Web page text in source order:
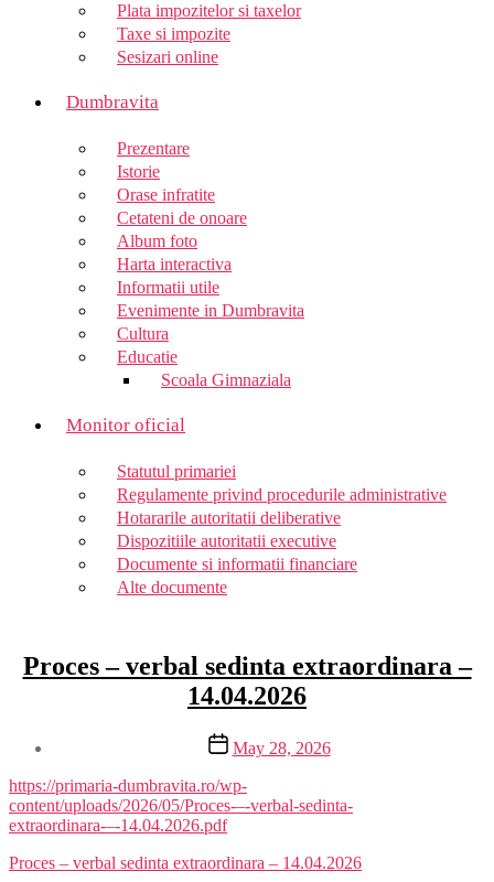
Plata impozitelor si taxelor
Taxe si impozite
Sesizari online
Dumbravita
Prezentare
Istorie
Orase infratite
Cetateni de onoare
Album foto
Harta interactiva
Informatii utile
Evenimente in Dumbravita
Cultura
Educatie
Scoala Gimnaziala
Monitor oficial
Statutul primariei
Regulamente privind procedurile administrative
Hotararile autoritatii deliberative
Dispozitiile autoritatii executive
Documente si informatii financiare
Alte documente
Proces – verbal sedinta extraordinara –
14.04.2026
Post
date
May 28, 2026
https://primaria-dumbravita.ro/wp-
content/uploads/2026/05/Proces-–-verbal-sedinta-
extraordinara-–-14.04.2026.pdf
Proces – verbal sedinta extraordinara – 14.04.2026